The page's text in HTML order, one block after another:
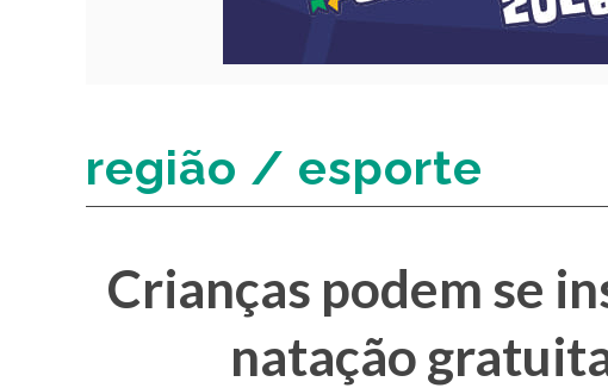
região / esporte
Crianças podem se
natação